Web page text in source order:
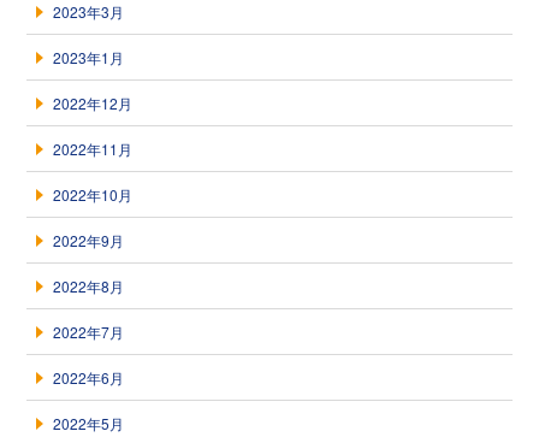
2023年3月
2023年1月
2022年12月
2022年11月
2022年10月
2022年9月
2022年8月
2022年7月
2022年6月
2022年5月